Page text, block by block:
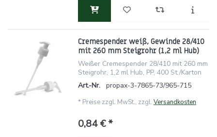
Cremespender weiß, Gewinde 28/410
mit 260 mm Steigrohr (1,2 ml Hub)
Weißer Cremespender 28/410 mit 260 mm
Steigrohr, 1,2 ml Hub, PP, 400 St./Karton
Art.-Nr.
propax-3-7865-73/965-715
* Preise zzgl. MwSt., zzgl. Versandkosten
0,84 € *